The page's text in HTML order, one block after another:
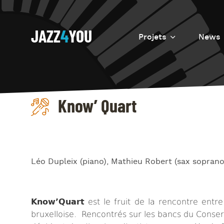
JAZZ4YOU Projets
Introduction
Resurrection
News
Know’ Quart
Léo Dupleix (piano), Mathieu Robert (sax
Know’Quart est le fruit de la rencontre
bruxelloise. Rencontrés sur les bancs du